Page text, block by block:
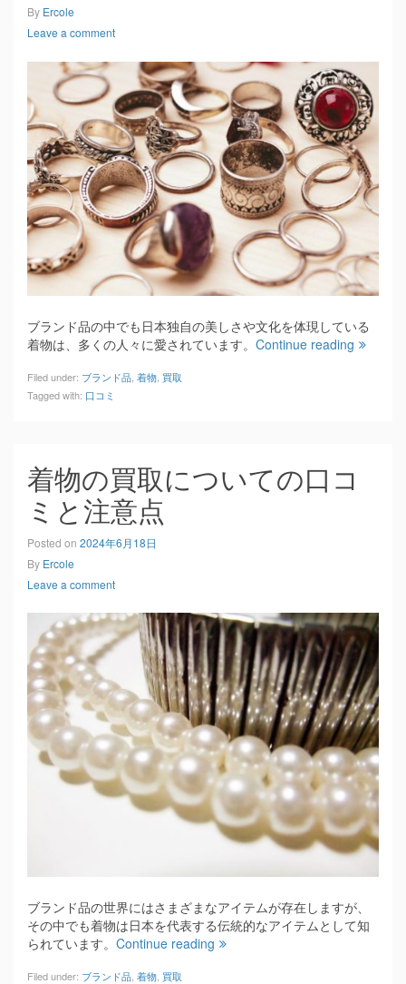
By Ercole
Leave a comment
ブランド品の中でも日本独自の美しさや文化を体現している
着物は、多くの人々に愛されています。 Continue reading
Filed under: ブランド品 着物 買取
Tagged with: 口コミ
着物の買取についての口コ
ミと注意点
Posted on 2024年6月18日
By Ercole
Leave a comment
ブランド品の世界にはさまざまなアイテムが存在しますが、
その中でも着物は日本を代表する伝統的なアイテムとして知
られています。 Continue reading
Filed under: ブランド品 着物 買取